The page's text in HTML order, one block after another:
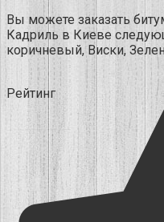
Вы можете заказать
Кадриль в Киеве
коричневый, Виски,
Рейтинг